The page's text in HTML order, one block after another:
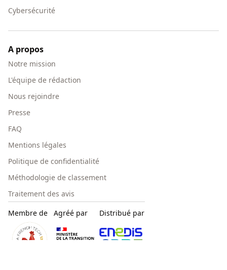
Cybersécurité
A propos
Notre mission
L'équipe de rédaction
Nous rejoindre
Presse
FAQ
Mentions légales
Politique de confidentialité
Méthodologie de classement
Traitement des avis
Membre de
Agréé par Distribué par